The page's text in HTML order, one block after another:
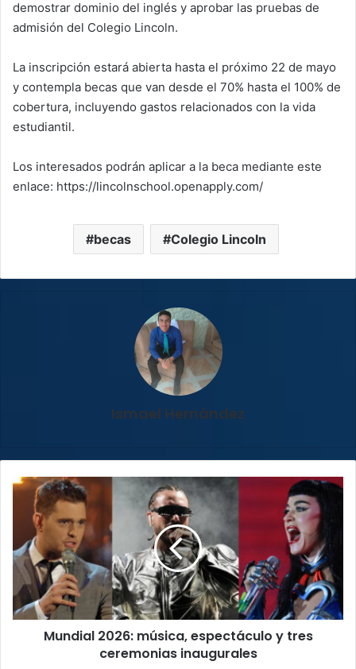
demostrar dominio del inglés y aprobar las pruebas de
admisión del Colegio Lincoln.
La inscripción estará abierta hasta el próximo 22 de mayo
y contempla becas que van desde el 70% hasta el 100% de
cobertura, incluyendo gastos relacionados con la vida
estudiantil.
Los interesados podrán aplicar a la beca mediante este
enlace: https://lincolnschool.openapply.com/
becas Colegio Lincoln
Ismael Hernández
Mundial
2026:
música,
espectáculo
y
tres
ceremonias
inaugurales
Mundial 2026: música, espectáculo y tres
ceremonias inaugurales